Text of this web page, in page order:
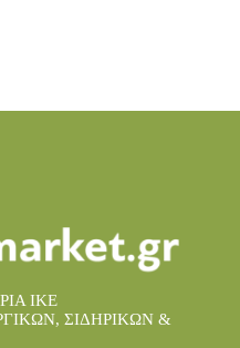
IKE
ΣΙΔΗΡΙΚΩΝ &